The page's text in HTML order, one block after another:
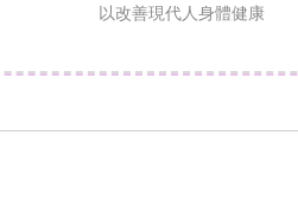
以改善現代人身體健康